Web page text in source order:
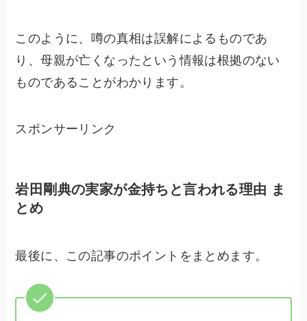
このように、噂の真相は誤解によるものであ
り、母親が亡くなったという情報は根拠のない
ものであることがわかります。
スポンサーリンク
岩田剛典の実家が金持ちと言われる理由 ま
とめ
最後に、この記事のポイントをまとめます。